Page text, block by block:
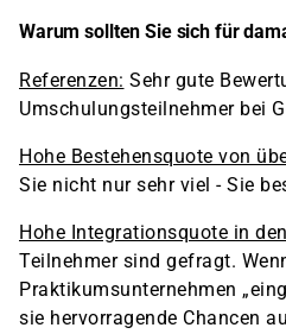
Warum sollten Sie sich für
Referenzen: Sehr gute
Umschulungsteilnehmer bei
Hohe Bestehensquote von
Sie nicht nur sehr viel - Sie
Hohe Integrationsquote in
Teilnehmer sind gefragt.
Praktikumsunternehmen
sie hervorragende Chancen